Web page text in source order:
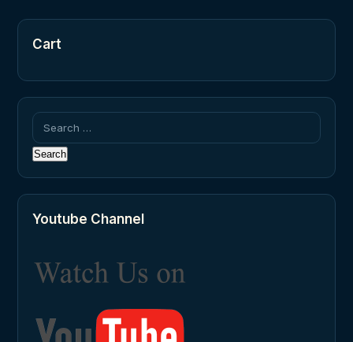
Cart
Search
for:
Youtube Channel